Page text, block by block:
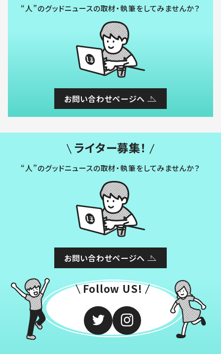
“人”のグッドニュースの取材・執筆をしてみませんか？
お問い合わせページへ
ライター募集！
“人”のグッドニュースの取材・執筆をしてみませんか？
お問い合わせページへ
Follow US!